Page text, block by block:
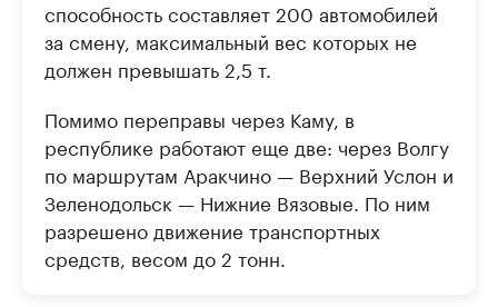
способность составляет 200 автомобилей
за смену, максимальный вес которых не
должен превышать 2,5 т.
Помимо переправы через Каму, в
республике работают еще две: через Волгу
по маршрутам Аракчино — Верхний Услон и
Зеленодольск — Нижние Вязовые. По ним
разрешено движение транспортных
средств, весом до 2 тонн.